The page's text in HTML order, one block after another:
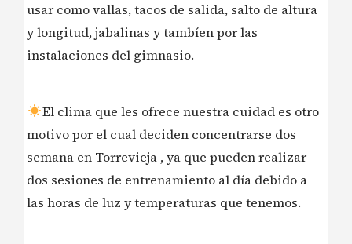
usar como vallas, tacos de salida, salto de altura
y longitud, jabalinas y tambíen por las
instalaciones del gimnasio.
El clima que les ofrece nuestra cuidad es otro
motivo por el cual deciden concentrarse dos
semana en Torrevieja , ya que pueden realizar
dos sesiones de entrenamiento al día debido a
las horas de luz y temperaturas que tenemos.